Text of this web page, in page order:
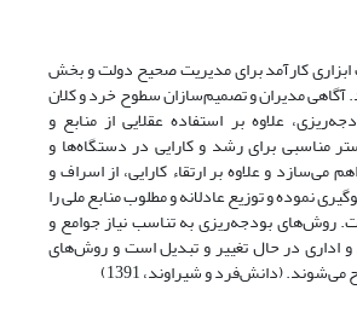
کارآمد برای مدیریت صحیح دولت و بخش
آگاهی مدیران و تصمیم‌سازان سطوح خرد و کلان
علاوه بر استفاده عقلایی از منابع و
مناسبی برای رشد و کارایی در دستگاه‌ها و
می‌سازد و علاوه بر ارتقاء کارایی، از اسراف و
نموده و توزیع عادلانه و مطلوب منابع ملی را
روش‌های بودجه‌ریزی به تناسب نیاز جوامع و
و اداری در حال تغییر و تبدیل است و روش‌های
(دانش‌فرد و شیراوند، 1391)